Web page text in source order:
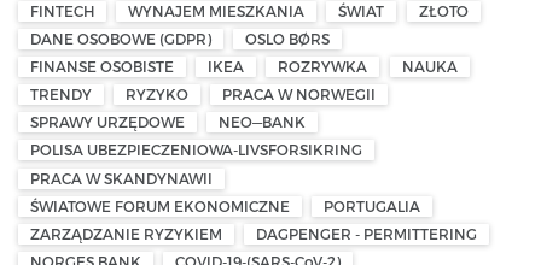
FINTECH
WYNAJEM MIESZKANIA ŚWIAT
ZŁOTO
DANE OSOBOWE (GDPR)
OSLO BØRS
FINANSE OSOBISTE
IKEA ROZRYWKA
NAUKA
TRENDY
RYZYKO
PRACA W NORWEGII
SPRAWY URZĘDOWE
NEO—BANK
POLISA UBEZPIECZENIOWA-LIVSFORSIKRING
PRACA W SKANDYNAWII
ŚWIATOWE FORUM EKONOMICZNE
PORTUGALIA
ZARZĄDZANIE RYZYKIEM
DAGPENGER - PERMITTERING
NORGES BANK
COVID-19-(SARS-CoV-2)